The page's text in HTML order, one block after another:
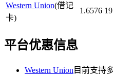
Western Union(借记
卡)
1.6576 19
平台优惠信息
Western Union 目前支持